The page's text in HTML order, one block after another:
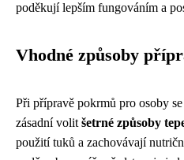
poděkují lepším fungováním a
Vhodné způsoby
Při přípravě pokrmů pro osoby
zásadní volit šetrné způsoby
použití tuků a zachovávají